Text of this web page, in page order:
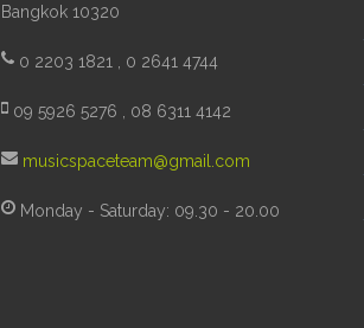
Bangkok 10320
0 2203 1821 , 0 2641 4744
09 5926 5276 , 08 6311 4142
musicspaceteam@gmail.com
Monday - Saturday: 09.30 - 20.00